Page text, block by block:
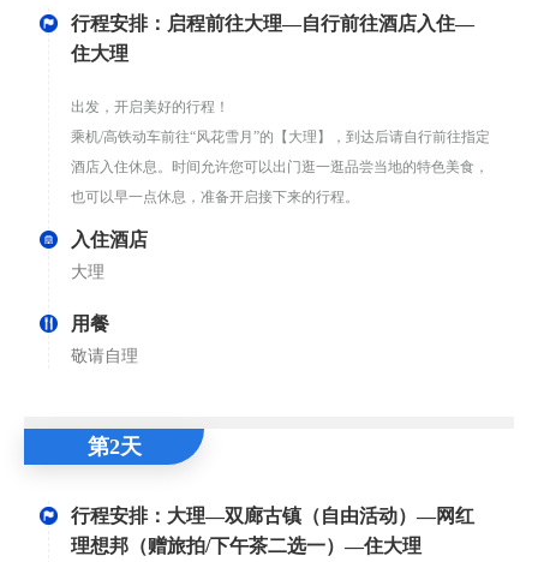
行程安排：启程前往大理—自行前往酒店入住—
住大理
出发，开启美好的行程！
乘机/高铁动车前往“风花雪月”的【大理】，到达后请自行前往指定
酒店入住休息。时间允许您可以出门逛一逛品尝当地的特色美食，
也可以早一点休息，准备开启接下来的行程。
入住酒店
大理
用餐
敬请自理
第2天
行程安排：大理—双廊古镇（自由活动）—网红
理想邦（赠旅拍/下午茶二选一）—住大理